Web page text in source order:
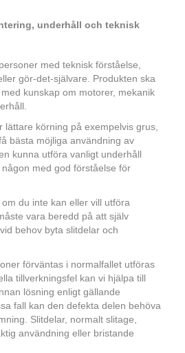
underhåll och teknisk
med teknisk förståelse,
gör-det-självare. Produkten ska
kunskap om motorer, mekanik
lättare körning på exempelvis grus,
bästa möjliga användning av
kunna utföra vanligt underhåll
med god förståelse för
du inte kan eller vill utföra
vara beredd på att själv
behov byta slitdelar och
förväntas i normalfallet utföras
tillverkningsfel kan vi hjälpa till
lösning enligt gällande
fall kan den defekta delen behöva
Slitdelar, normalt slitage,
användning eller bristande